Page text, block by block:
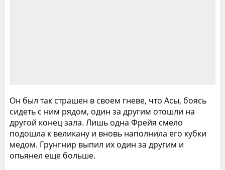
Он был так страшен в своем гневе, что Асы, боясь
сидеть с ним рядом, один за другим отошли на
другой конец зала. Лишь одна Фрейя смело
подошла к великану и вновь наполнила его кубки
медом. Грунгнир выпил их один за другим и
опьянел еще больше.